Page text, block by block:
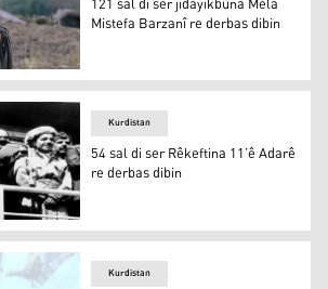
Mela Mistefa Barzanî re
Mistefa Barzanî re derbas dibin
11’ê Adarê re derbas dibin
Kurdistan
54 sal di ser Rêkeftina 11’ê Adarê
re derbas dibin
Kurdistan